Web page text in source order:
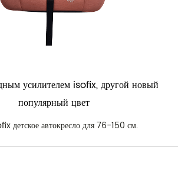
усилителем isofix, другой новый
популярный цвет
детское автокресло для 76-150 см.